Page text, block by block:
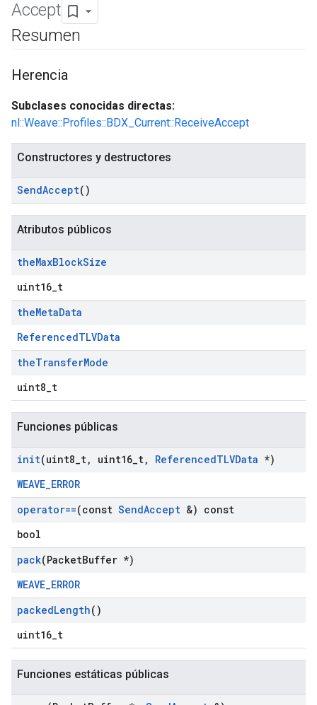
Accept
Resumen
Herencia
Subclases conocidas directas:
nl::Weave::Profiles::BDX_Current::ReceiveAccept
Constructores y destructores
SendAccept()
Atributos públicos
theMaxBlockSize
uint16_t
theMetaData
ReferencedTLVData
theTransferMode
uint8_t
Funciones públicas
init(uint8 t, uint16 t, ReferencedTLVData *)
WEAVE_ERROR
operator==(const SendAccept &) const
bool
pack(PacketBuffer *)
WEAVE_ERROR
packedLength()
uint16_t
Funciones estáticas públicas